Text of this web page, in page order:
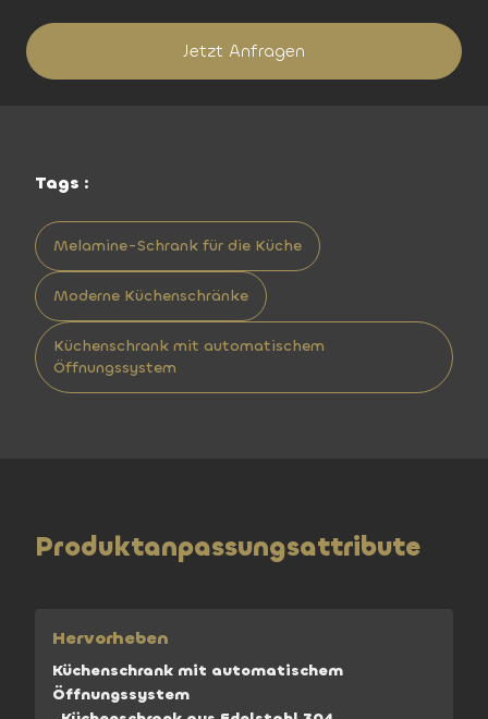
Jetzt Anfragen
Tags :
Melamine-Schrank für die Küche
Moderne Küchenschränke
Küchenschrank mit automatischem
Öffnungssystem
Produktanpassungsattribute
Hervorheben
Küchenschrank mit automatischem
Öffnungssystem